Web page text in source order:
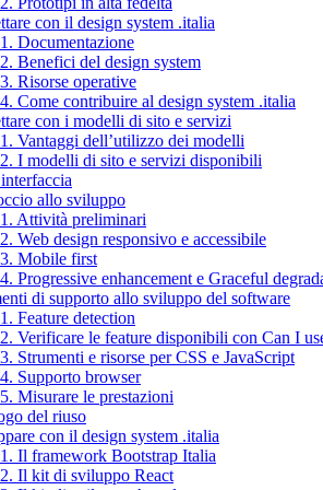
con il design system .italia
Documentazione
Benefici del design system
Risorse operative
Come contribuire al design system .italia
con i modelli di sito e servizi
Vantaggi dell’utilizzo dei modelli
I modelli di sito e servizi disponibili
allo sviluppo
Attività preliminari
Web design responsivo e accessibile
Mobile first
Progressive enhancement e Graceful
di supporto allo sviluppo del software
Feature detection
Verificare le feature disponibili con Can I
Strumenti e risorse per CSS e JavaScript
Supporto browser
Misurare le prestazioni
del riuso
con il design system .italia
Il framework Bootstrap Italia
Il kit di sviluppo React